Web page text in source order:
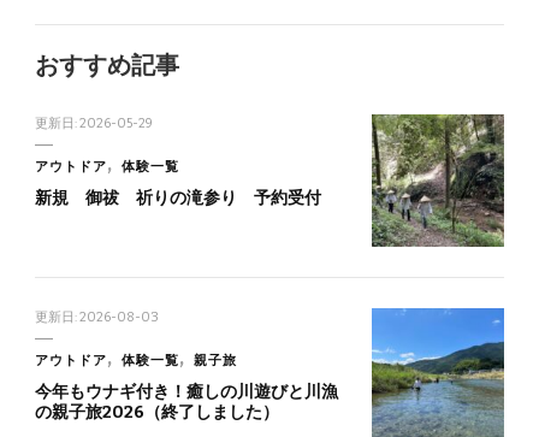
おすすめ記事
更新日:2026-05-29
アウトドア 体験一覧
新規 御祓 祈りの滝参り 予約受付
更新日:2026-08-03
アウトドア 体験一覧 親子旅
今年もウナギ付き！癒しの川遊びと川漁
の親子旅2026（終了しました）